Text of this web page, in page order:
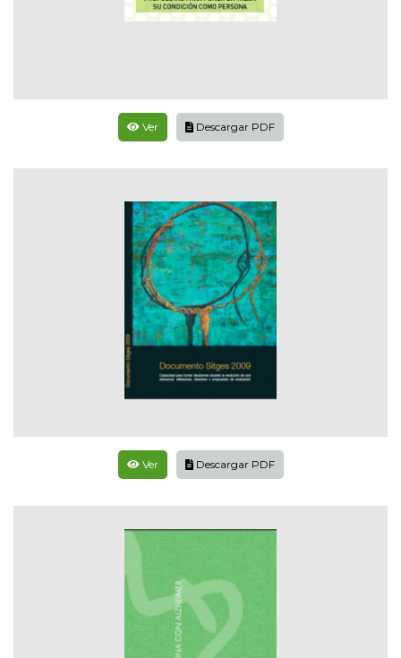
Ver Descargar PDF
Ver Descargar PDF